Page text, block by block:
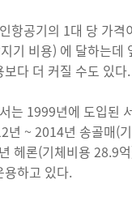
항공기의 1대 당 가격
기 비용) 에 달하는데
다 더 커질 수도 있다.
는 1999년에 도입된
년 ~ 2014년 송골매(
헤론(기체비용 28.9
하고 있다.